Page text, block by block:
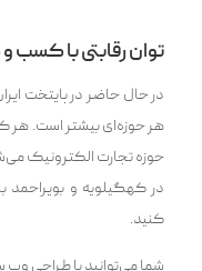
توان رقابتی با کسب
در حال حاضر در پایتخت
هر حوزه‌ای بیشتر است. هر
حوزه تجارت الکترونیک
در کهگیلویه و بویراحمد
کنید.